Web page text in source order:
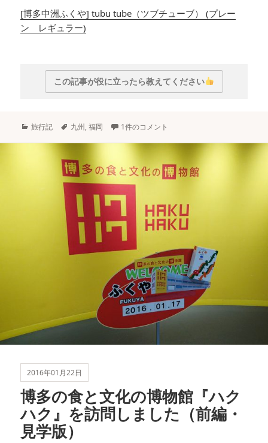
[博多中洲ふくや] tubu tube（ツブチューブ） (プレー
ン レギュラー)
この記事が役に立ったら教えてください
カ
旅行記
タ
九州,福岡 1件のコメント
2016年01月22日
博多の食と文化の博物館『ハク
ハク』を訪問しました（前編・
見学版）